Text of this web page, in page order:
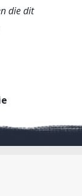
die dit